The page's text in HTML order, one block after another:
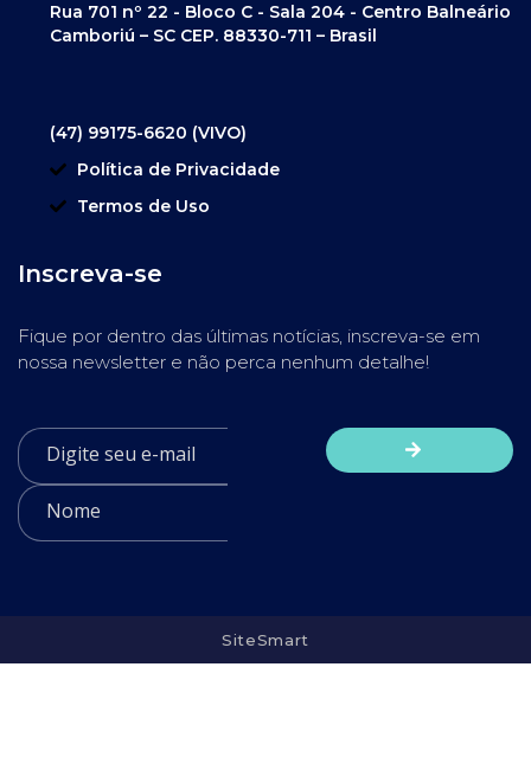
Rua 701 nº 22 - Bloco C - Sala 204 - Centro Balneário
Camboriú – SC CEP. 88330-711 – Brasil
(47) 99175-6620 (VIVO)
Política de Privacidade
Termos de Uso
Inscreva-se
Fique por dentro das últimas notícias, inscreva-se em
nossa newsletter e não perca nenhum detalhe!
SiteSmart